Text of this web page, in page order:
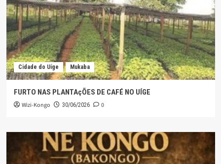
Cidade do Uíge Mukaba
FURTO NAS PLANTAçÕES DE CAFÉ NO UÍGE
Wizi-Kongo 30/06/2026 0